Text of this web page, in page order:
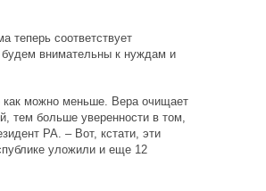
теперь соответствует
внимательны к нуждам и
можно меньше. Вера очищает
тем больше уверенности в том,
РА. – Вот, кстати, эти
уложили и еще 12